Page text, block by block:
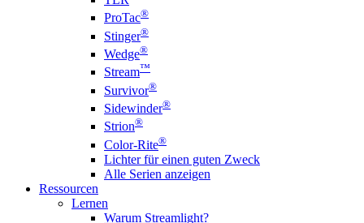
ProTac®
Stinger®
Wedge®
Stream™
Survivor®
Sidewinder®
Strion®
Color-Rite®
Lichter für einen guten Zweck
Alle Serien anzeigen
Ressourcen
Lernen
Warum Streamlight?